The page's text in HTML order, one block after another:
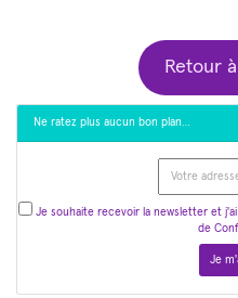
Retour
Ne ratez plus aucun bon plan…
Je souhaite recevoir la newsletter et
de